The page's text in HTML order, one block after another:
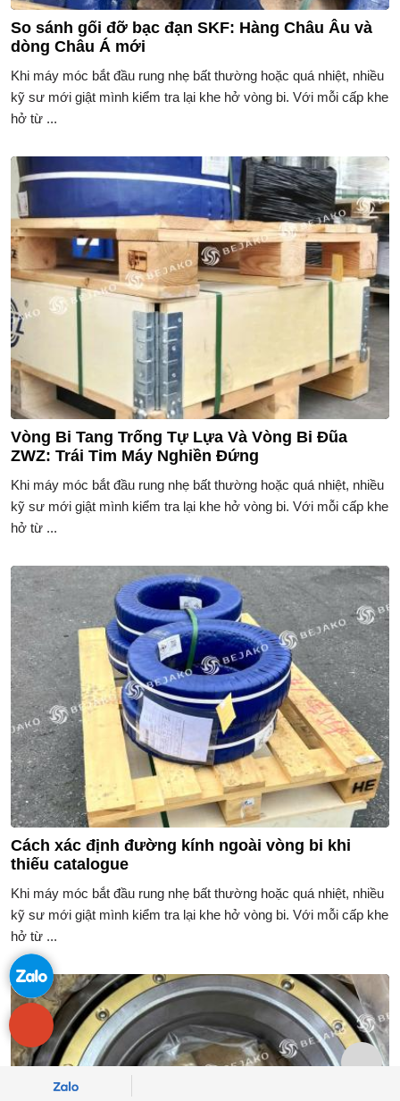
So sánh gối đỡ bạc đạn SKF: Hàng Châu Âu và
dòng Châu Á mới
Khi máy móc bắt đầu rung nhẹ bất thường hoặc quá nhiệt, nhiều
kỹ sư mới giật mình kiểm tra lại khe hở vòng bi. Với mỗi cấp khe
hở từ ...
Vòng Bi Tang Trống Tự Lựa Và Vòng Bi Đũa
ZWZ: Trái Tim Máy Nghiền Đứng
Khi máy móc bắt đầu rung nhẹ bất thường hoặc quá nhiệt, nhiều
kỹ sư mới giật mình kiểm tra lại khe hở vòng bi. Với mỗi cấp khe
hở từ ...
Cách xác định đường kính ngoài vòng bi khi
thiếu catalogue
Khi máy móc bắt đầu rung nhẹ bất thường hoặc quá nhiệt, nhiều
kỹ sư mới giật mình kiểm tra lại khe hở vòng bi. Với mỗi cấp khe
hở từ ...